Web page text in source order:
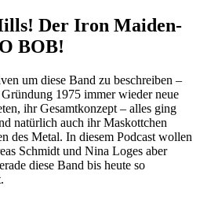
Der Iron Maiden-
BOB!
um diese Band zu beschreiben –
1975 immer wieder neue
ihr Gesamtkonzept – alles ging
natürlich auch ihr Maskottchen
des Metal. In diesem Podcast wollen
Schmidt und Nina Loges aber
diese Band bis heute so